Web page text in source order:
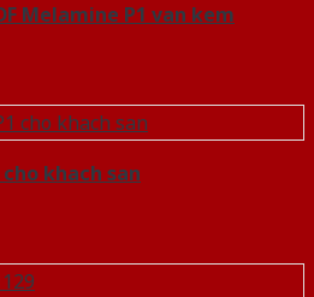
Melamine P1 van kem
cho khach san